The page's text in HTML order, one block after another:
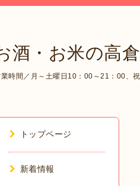
酒・お米の高
時間／月～土曜日10：00～21：00、
トップページ
新着情報